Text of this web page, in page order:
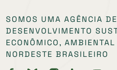
SOMOS UMA AGÊNCIA
DESENVOLVIMENTO
ECONÔMICO,
NORDESTE BRASILEIRO